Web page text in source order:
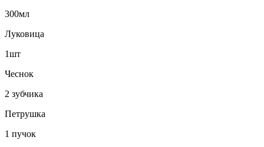
300мл
Луковица
1шт
Чеснок
2 зубчика
Петрушка
1 пучок